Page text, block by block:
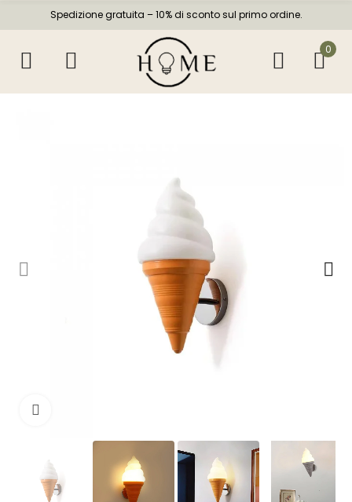
Spedizione gratuita – 10% di sconto sul primo ordine.
0